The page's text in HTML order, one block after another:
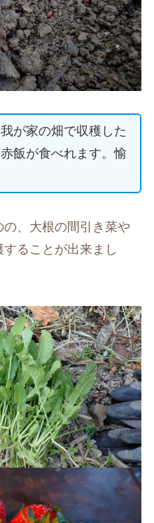
が家の畑で収穫した
飯が食べれます。愉
、大根の間引き菜や
ることが出来まし